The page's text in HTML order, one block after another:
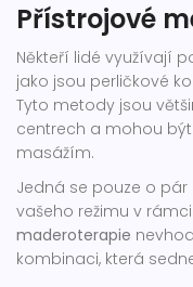
Přístrojové
Někteří lidé využívají
jako jsou perličkové
Tyto metody jsou
centrech a mohou
masážím.
Jedná se pouze o pár
vašeho režimu v
maderoterapie
kombinaci, která